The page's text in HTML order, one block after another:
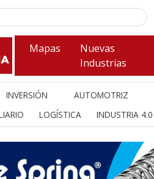
Mapas
Nuevas
Industrias
INVERSIÓN AUTOMOTRIZ
LOGÍSTICA INDUSTRIA 4.0